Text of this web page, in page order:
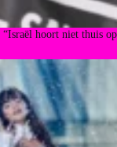
“Israël hoort niet thuis